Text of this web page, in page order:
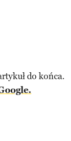
do końca.